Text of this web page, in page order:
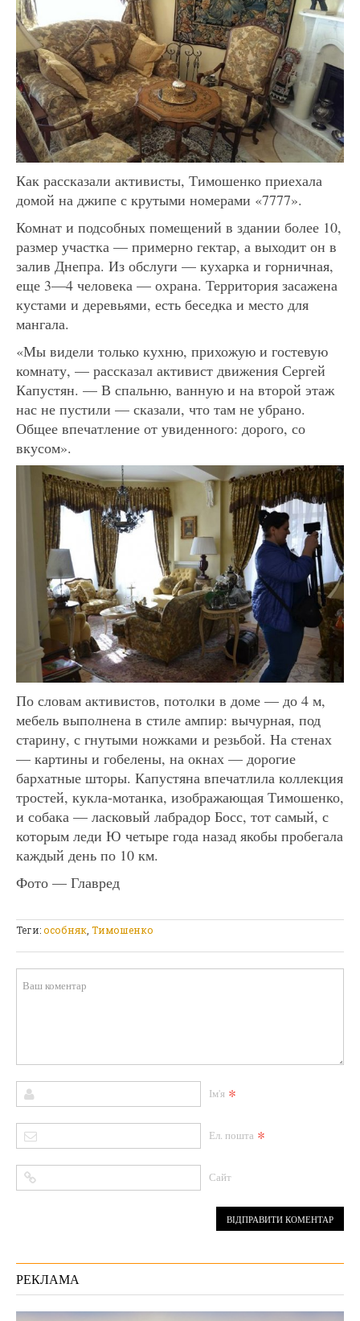
Как рассказали активисты, Тимошенко приехала
домой на джипе с крутыми номерами «7777».
Комнат и подсобных помещений в здании более 10,
размер участка — примерно гектар, а выходит он в
залив Днепра. Из обслуги — кухарка и горничная,
еще 3—4 человека — охрана. Территория засажена
кустами и деревьями, есть беседка и место для
мангала.
«Мы видели только кухню, прихожую и гостевую
комнату, — рассказал активист движения Сергей
Капустян. — В спальню, ванную и на второй этаж
нас не пустили — сказали, что там не убрано.
Общее впечатление от увиденного: дорого, со
вкусом».
По словам активистов, потолки в доме — до 4 м,
мебель выполнена в стиле ампир: вычурная, под
старину, с гнутыми ножками и резьбой. На стенах
— картины и гобелены, на окнах — дорогие
бархатные шторы. Капустяна впечатлила коллекция
тростей, кукла-мотанка, изображающая Тимошенко,
и собака — ласковый лабрадор Босс, тот самый, с
которым леди Ю четыре года назад якобы пробегала
каждый день по 10 км.
Фото — Главред
Теги:особняк, Тимошенко
Ім'я *
Ел. пошта *
Сайт
РЕКЛАМА